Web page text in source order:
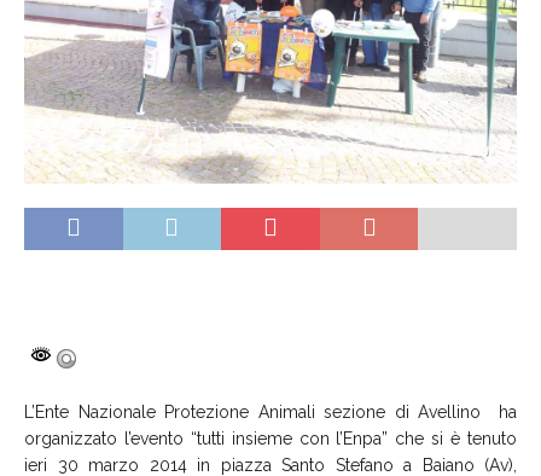
L’Ente Nazionale Protezione Animali sezione di Avellino ha
organizzato l’evento “tutti insieme con l’Enpa” che si è tenuto
ieri 30 marzo 2014 in piazza Santo Stefano a Baiano (Av),